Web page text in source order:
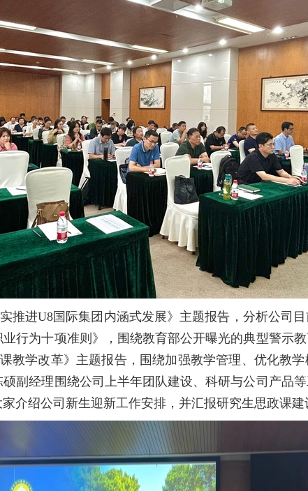
推进U8国际集团内涵式发展》主题报告，分析公司
行为十项准则》，围绕教育部公开曝光的典型警示
教学改革》主题报告，围绕加强教学管理、优化教
副经理围绕公司上半年团队建设、科研与公司产品
介绍公司新生迎新工作安排，并汇报研究生思政课建